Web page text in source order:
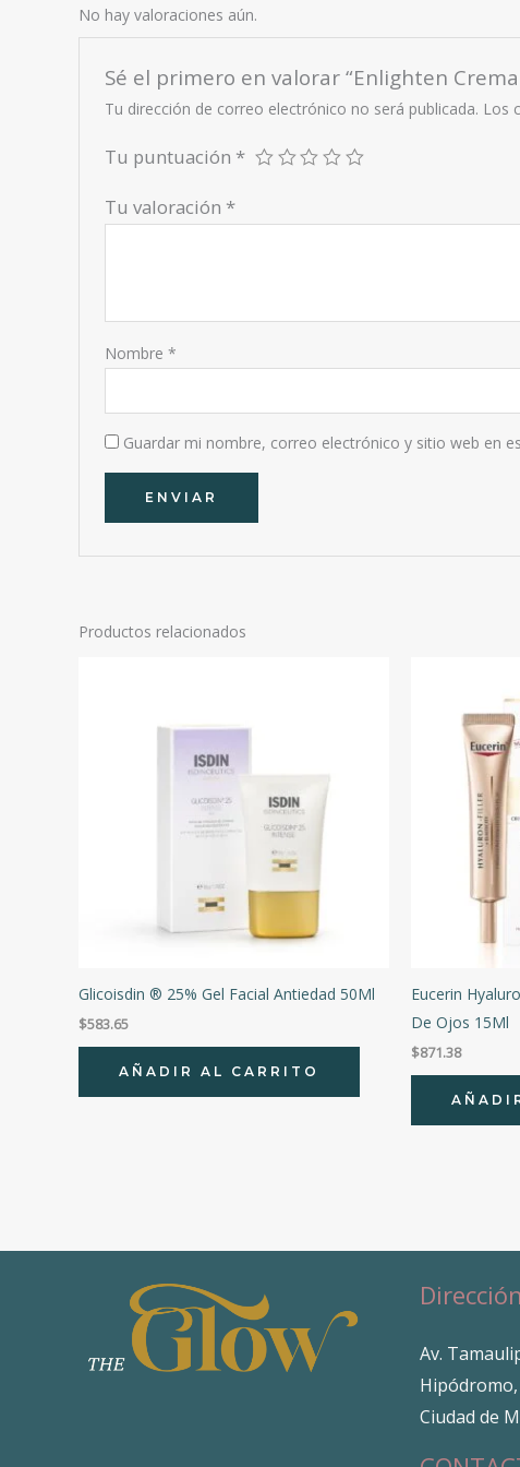
No hay valoraciones aún.
Sé el primero en valorar “Enlighten
Tu dirección de correo electrónico no será publicada. Los
Tu puntuación *
Tu valoración *
Nombre*
Guardar mi nombre, correo electrónico y sitio web en
Productos relacionados
Glicoisdin ® 25% Gel Facial Antiedad 50Ml
$583.65
AÑADIR AL CARRITO
Eucerin
De Ojos 15Ml
$871.38
Dirección
Av.
Ciudad de